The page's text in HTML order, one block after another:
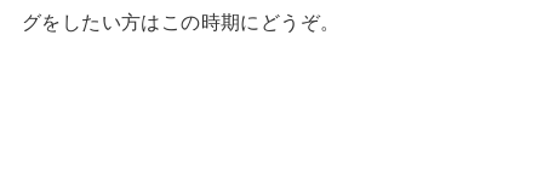
グをしたい方はこの時期にどうぞ。